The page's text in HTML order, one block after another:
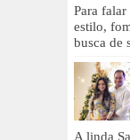
Para falar
estilo,
busca de
A linda